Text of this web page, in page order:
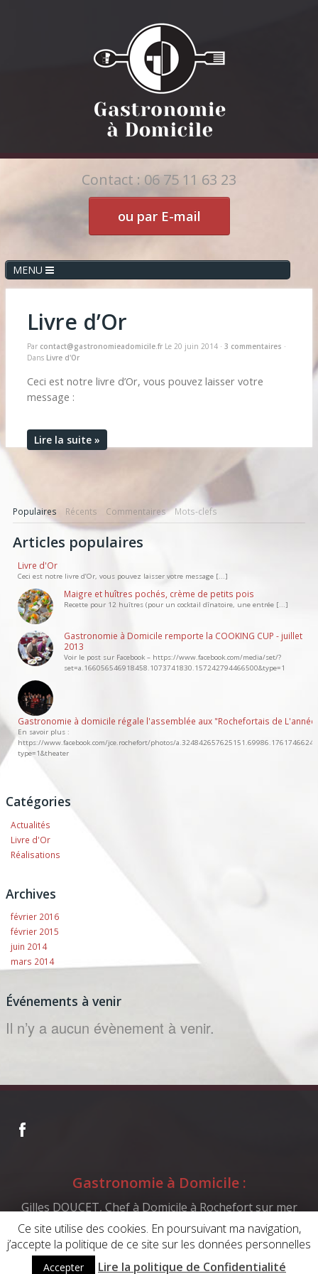
Contact : 06 75 11 63 23
ou par E-mail
MENU
Mes prestations
Livre d’Or
Par contact@gastronomieadomicile.fr Le 20 juin 2014 · 3 commentaires ·
Dans Livre d'Or
Ceci est notre livre d’Or, vous pouvez laisser votre
message :
Lire la suite »
Populaires Récents Commentaires Mots-clefs
Articles populaires
Livre d'Or
Ceci est notre livre d’Or, vous pouvez laisser votre message [...]
Maigre et huîtres pochés, crème de petits pois
Recette pour 12 huîtres (pour un cocktail dînatoire, une entrée [...]
Gastronomie à Domicile remporte la COOKING CUP - juillet
2013
Voir le post sur Facebook – https://www.facebook.com/media/set/?
set=a.166056546918458.1073741830.157242794466500&type=1
Gastronomie à domicile régale l'assemblée aux "Rochefortais de L'année
En savoir plus :
https://www.facebook.com/jce.rochefort/photos/
type=1&theater
Catégories
Actualités
Livre d'Or
Réalisations
Archives
février 2016
février 2015
juin 2014
mars 2014
Événements à venir
Il n’y a aucun évènement à venir.
Gastronomie à Domicile :
Gilles DOUCET, Chef à Domicile à Rochefort sur mer
Design by Synap'Tic -Mentions légales
Ce site utilise des cookies. En poursuivant ma navigation,
j’accepte la politique de ce site sur les données personnelles
Accepter Lire la politique de Confidentialité